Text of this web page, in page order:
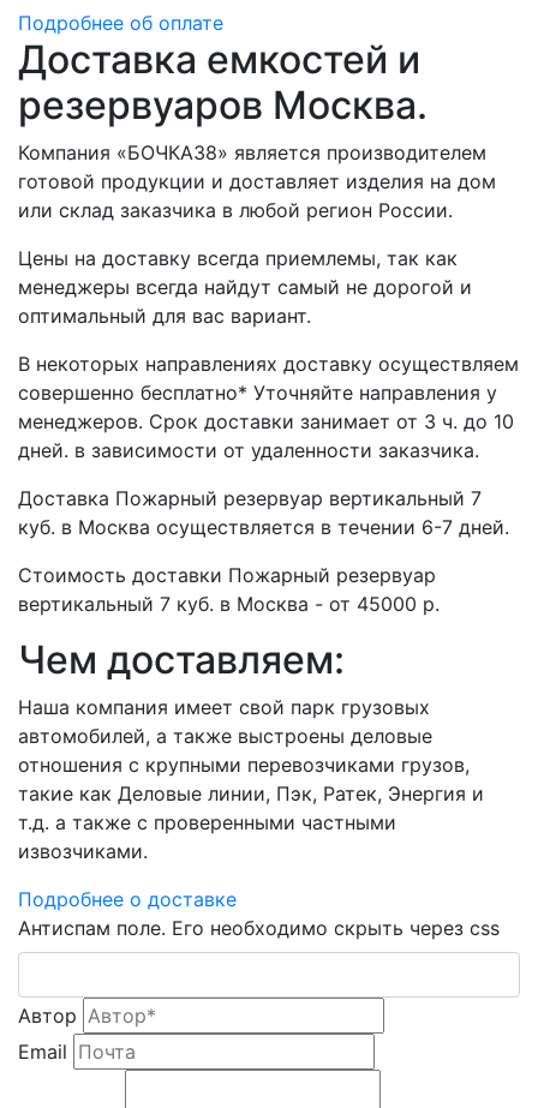
Подробнее об оплате
Доставка емкостей и
резервуаров Москва.
Компания «БОЧКА38» является производителем
готовой продукции и доставляет изделия на дом
или склад заказчика в любой регион России.
Цены на доставку всегда приемлемы, так как
менеджеры всегда найдут самый не дорогой и
оптимальный для вас вариант.
В некоторых направлениях доставку осуществляем
совершенно бесплатно* Уточняйте направления у
менеджеров. Срок доставки занимает от 3 ч. до 10
дней. в зависимости от удаленности заказчика.
Доставка Пожарный резервуар вертикальный 7
куб. в Москва осуществляется в течении 6-7 дней.
Стоимость доставки Пожарный резервуар
вертикальный 7 куб. в Москва - от 45000 р.
Чем доставляем:
Наша компания имеет свой парк грузовых
автомобилей, а также выстроены деловые
отношения с крупными перевозчиками грузов,
такие как Деловые линии, Пэк, Ратек, Энергия и
т.д. а также с проверенными частными
извозчиками.
Подробнее о доставке
Антиспам поле. Его необходимо скрыть через css
Автор
Email